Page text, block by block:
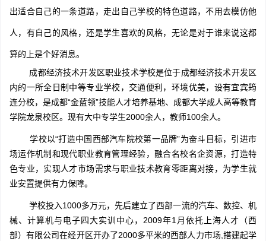
出适合自己的一条道路，走出自己学校的特色道路，不用去模仿他
人，有自己的风格，还是学生喜欢的风格，无论是对于谁来说这都
算的上是个好消息。
成都经济技术开发区职业技术学校是位于成都经济技术开发区
内的一所全日制中等专业学校，交通便利，环境优美，设有宜宾筠
连分校，是成都“金蓝领”技能人才培养基地、成都大学成人高等教育
学院龙泉校区。现有大中专学生2000余人，教师100余人。
学校以“打造中国西部汽车院校第一品牌”为奋斗目标，引进市
场运作机制和现代职业教育管理经验，融合名校名企资源，打造特
色专业，实现人才市场需求与职业技术教育零距离对接，为学生就
业安置提供有力保障。
学校投入1000多万元，先后建立了西部一流的汽车、数控、机
械、计算机与电子四大实训中心，2009年1月依托上海人才（西
部）有限公司在经开区开办了2000多平米的西部人力市场,搭建起学